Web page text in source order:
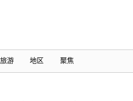
旅游 地区 聚焦